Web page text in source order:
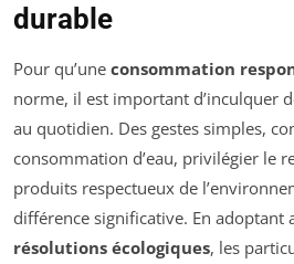
durable
Pour qu’une consommation
norme, il est important d’inculquer
au quotidien. Des gestes simples,
consommation d’eau, privilégier le
produits respectueux de
différence significative. En adoptant
résolutions écologiques, les